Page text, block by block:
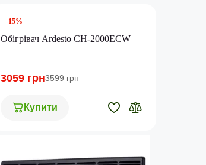
-15%
Обігрівач Ardesto CH-2000ECW
3059 грн3599 грн
Купити